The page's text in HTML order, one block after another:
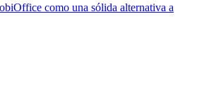
como una sólida alternativa a